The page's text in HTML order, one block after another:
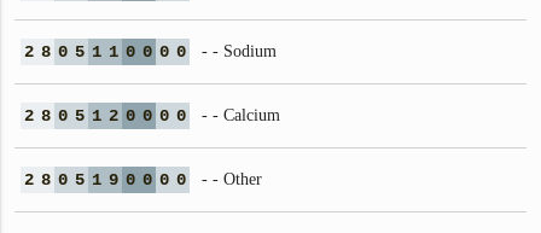
2 8 0 5 1 1 0 0 0 0 - - Sodium
2 8 0 5 1 2 0 0 0 0 - - Calcium
2 8 0 5 1 9 0 0 0 0 - - Other